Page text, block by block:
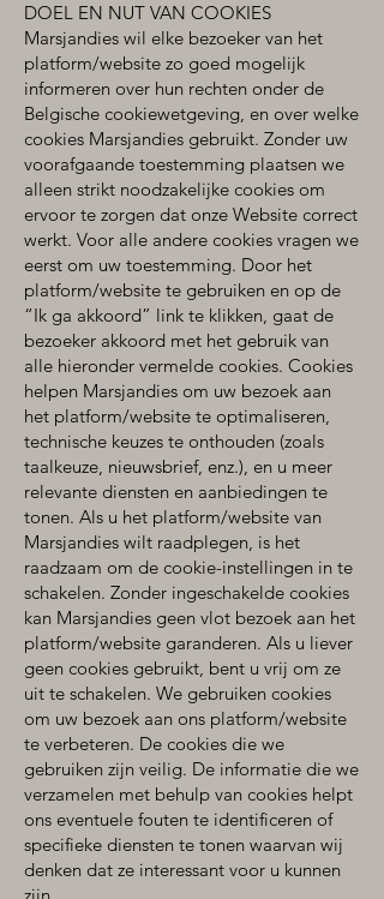
DOEL EN NUT VAN COOKIES
Marsjandies wil elke bezoeker van het
platform/website zo goed mogelijk
informeren over hun rechten onder de
Belgische cookiewetgeving, en over welke
cookies Marsjandies gebruikt. Zonder uw
voorafgaande toestemming plaatsen we
alleen strikt noodzakelijke cookies om
ervoor te zorgen dat onze Website correct
werkt. Voor alle andere cookies vragen we
eerst om uw toestemming. Door het
platform/website te gebruiken en op de
“Ik ga akkoord” link te klikken, gaat de
bezoeker akkoord met het gebruik van
alle hieronder vermelde cookies. Cookies
helpen Marsjandies om uw bezoek aan
het platform/website te optimaliseren,
technische keuzes te onthouden (zoals
taalkeuze, nieuwsbrief, enz.), en u meer
relevante diensten en aanbiedingen te
tonen. Als u het platform/website van
Marsjandies wilt raadplegen, is het
raadzaam om de cookie-instellingen in te
schakelen. Zonder ingeschakelde cookies
kan Marsjandies geen vlot bezoek aan het
platform/website garanderen. Als u liever
geen cookies gebruikt, bent u vrij om ze
uit te schakelen. We gebruiken cookies
om uw bezoek aan ons platform/website
te verbeteren. De cookies die we
gebruiken zijn veilig. De informatie die we
verzamelen met behulp van cookies helpt
ons eventuele fouten te identificeren of
specifieke diensten te tonen waarvan wij
denken dat ze interessant voor u kunnen